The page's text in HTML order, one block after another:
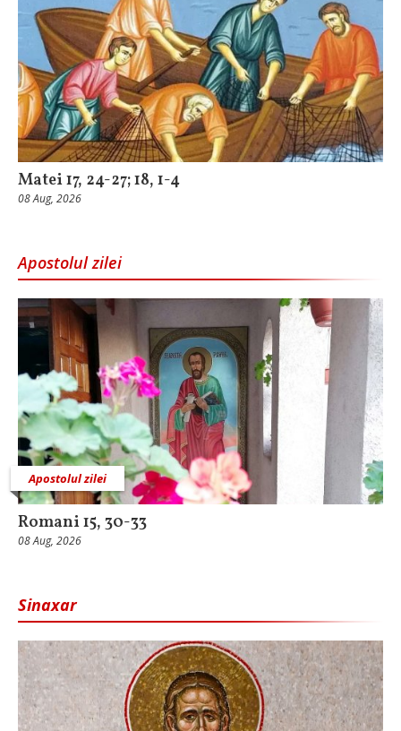
Matei 17, 24-27; 18, 1-4
08 Aug, 2026
Apostolul zilei
Apostolul zilei
Romani 15, 30-33
08 Aug, 2026
Sinaxar